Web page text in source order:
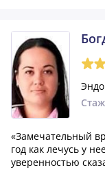
«Замечательный
год как лечусь у
уверенностью